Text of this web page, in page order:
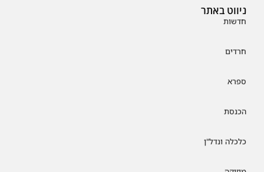
ניווט באתר
חדשות
חרדים
ספרא
הכנסת
כלכלה ונדל"ן